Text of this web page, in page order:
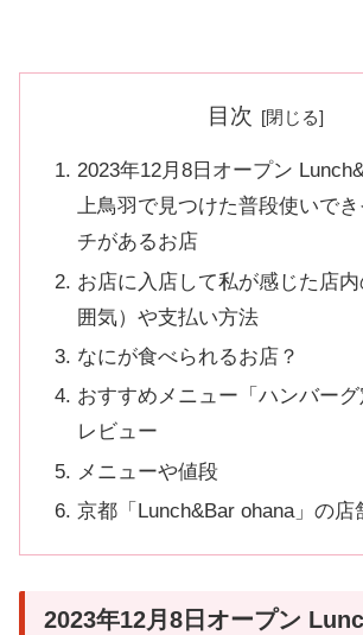
目次
2023年12月8日オープン
上鳥羽で見つけた普段使いで
チがあるお店
お店に入店して私が感じた店
囲気）や支払い方法
なにが食べられるお店？
おすすめメニュー「ハンバー
レビュー
メニューや値段
京都「Lunch&Bar ohana」の店
2023年12月8日オープン